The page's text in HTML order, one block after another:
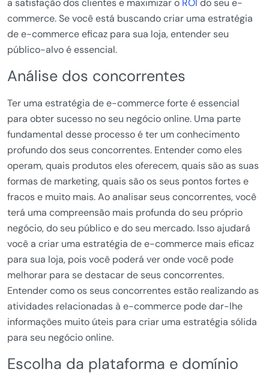
a satisfação dos clientes e maximizar o ROI do seu e-
commerce. Se você está buscando criar uma estratégia
de e-commerce eficaz para sua loja, entender seu
público-alvo é essencial.
Análise dos concorrentes
Ter uma estratégia de e-commerce forte é essencial
para obter sucesso no seu negócio online. Uma parte
fundamental desse processo é ter um conhecimento
profundo dos seus concorrentes. Entender como eles
operam, quais produtos eles oferecem, quais são as suas
formas de marketing, quais são os seus pontos fortes e
fracos e muito mais. Ao analisar seus concorrentes, você
terá uma compreensão mais profunda do seu próprio
negócio, do seu público e do seu mercado. Isso ajudará
você a criar uma estratégia de e-commerce mais eficaz
para sua loja, pois você poderá ver onde você pode
melhorar para se destacar de seus concorrentes.
Entender como os seus concorrentes estão realizando as
atividades relacionadas à e-commerce pode dar-lhe
informações muito úteis para criar uma estratégia sólida
para seu negócio online.
Escolha da plataforma e domínio